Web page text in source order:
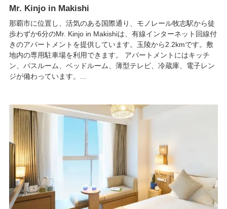
Mr. Kinjo in Makishi
那覇市に位置し、活気のある国際通り、モノレール牧志駅から徒
歩わずか6分のMr. Kinjo in Makishiは、有線インターネット回線付
きのアパートメントを提供しています。玉陵から2.2kmです。敷
地内の専用駐車場を利用できます。 アパートメントにはキッチ
ン、バスルーム、ベッドルーム、薄型テレビ、冷蔵庫、電子レン
ジが備わっています。...